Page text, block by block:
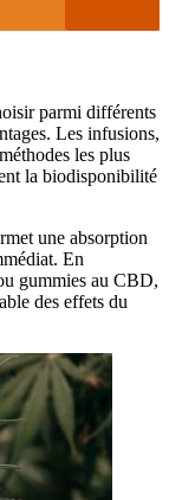
parmi différents
Les infusions,
les plus
la biodisponibilité
une absorption
En
gummies au CBD,
des effets du